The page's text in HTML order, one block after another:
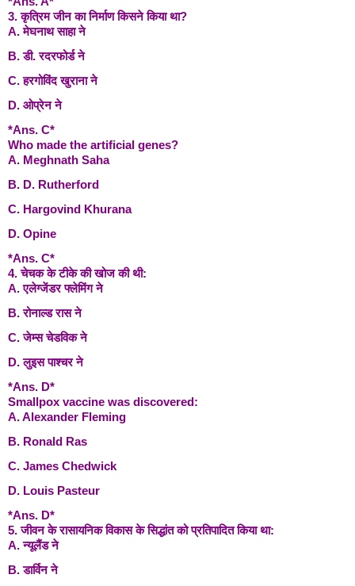
3. कृत्रिम जीन का निर्माण किसने किया था?
A. मेघनाथ साहा ने
B. डी. रदरफोर्ड ने
C. हरगोविंद खुराना ने
D. ओप्रेन ने
*Ans. C*
Who made the artificial genes?
A. Meghnath Saha
B. D. Rutherford
C. Hargovind Khurana
D. Opine
*Ans. C*
4. चेचक के टीके की खोज की थी:
A. एलेग्जेंडर फ्लेमिंग ने
B. रोनाल्ड रास ने
C. जेम्स चेडविक ने
D. लुइस पाश्चर ने
*Ans. D*
Smallpox vaccine was discovered:
A. Alexander Fleming
B. Ronald Ras
C. James Chedwick
D. Louis Pasteur
*Ans. D*
5. जीवन के रासायनिक विकास के सिद्धांत को प्रतिपादित किया था:
A. न्यूलैंड ने
B. डार्विन ने